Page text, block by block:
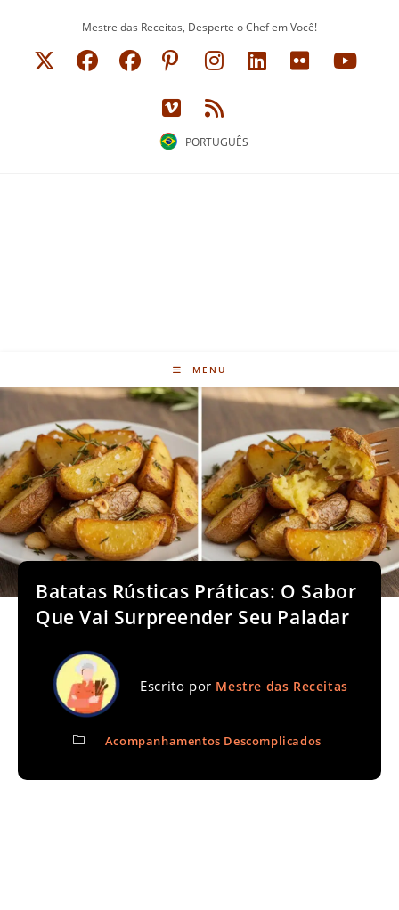
Mestre das Receitas, Desperte o Chef em Você!
PORTUGUÊS
MENU
Batatas Rústicas Práticas: O Sabor
Que Vai Surpreender Seu Paladar
Escrito por Mestre das Receitas
Acompanhamentos Descomplicados